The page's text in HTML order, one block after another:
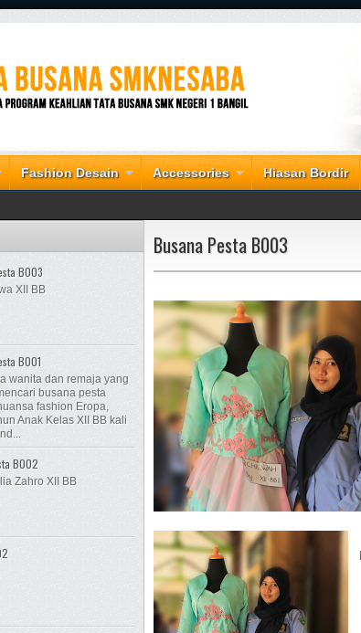
Fashion Desain Accessories Hiasan Bordir
Busana Pesta B003
B003
XII BB
B001
wanita dan remaja yang
busana pesta
fashion Eropa,
Anak Kelas XII BB kali
B002
Zahro XII BB